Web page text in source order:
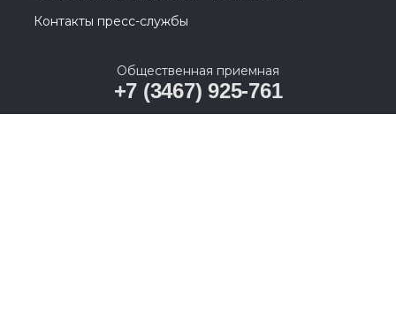
Контакты пресс-службы
Общественная приемная
+7 (3467) 925-761